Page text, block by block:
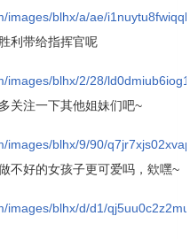
images/blhx/a/ae/
利带给指挥官呢
images/blhx/2/28/
关注一下其他姐妹们吧~
images/blhx/9/90/
不好的女孩子更可爱吗，欸嘿~
images/blhx/d/d1/